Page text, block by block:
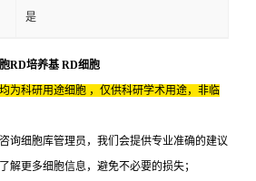
是
RD培养基 RD细胞
为科研用途细胞 ，仅供科研学术用途，非临
询细胞库管理员，我们会提供专业准确的建议
解更多细胞信息，避免不必要的损失；